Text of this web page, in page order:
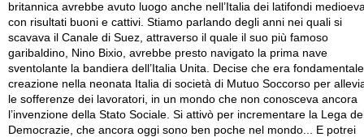
britannica avrebbe avuto luogo anche nell’Italia dei latifondi
con risultati buoni e cattivi. Stiamo parlando degli anni nei quali si
scavava il Canale di Suez, attraverso il quale il suo più famoso
garibaldino, Nino Bixio, avrebbe presto navigato la prima nave
sventolante la bandiera dell’Italia Unita. Decise che era
creazione nella neonata Italia di società di Mutuo Soccorso per
le sofferenze dei lavoratori, in un mondo che non conosceva ancora
l’invenzione della Stato Sociale. Si attivò per incrementare la Lega
Democrazie, che ancora oggi sono ben poche nel mondo... E potrei